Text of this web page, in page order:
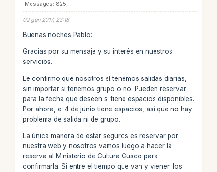
Messages: 825
02 gen 2017, 23:18
Buenas noches Pablo:
Gracias por su mensaje y su interés en nuestros
servicios.
Le confirmo que nosotros sí tenemos salidas diarias,
sin importar si tenemos grupo o no. Pueden reservar
para la fecha que deseen si tiene espacios disponibles.
Por ahora, el 4 de junio tiene espacios, así que no hay
problema de salida ni de grupo.
La única manera de estar seguros es reservar por
nuestra web y nosotros vamos luego a hacer la
reserva al Ministerio de Cultura Cusco para
confirmarla. Si entre el tiempo que van y vienen los